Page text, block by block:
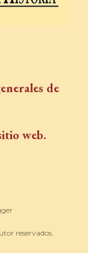
de
web.
reservados.